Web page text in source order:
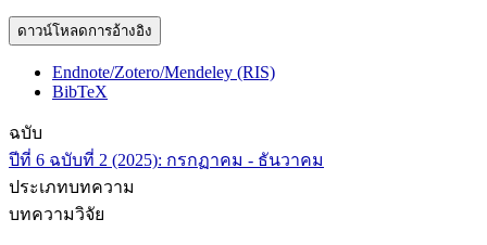
ดาวน์โหลดการอ้างอิง
Endnote/Zotero/Mendeley (RIS)
BibTeX
ฉบับ
ปีที่ 6 ฉบับที่ 2 (2025): กรกฏาคม - ธันวาคม
ประเภทบทความ
บทความวิจัย